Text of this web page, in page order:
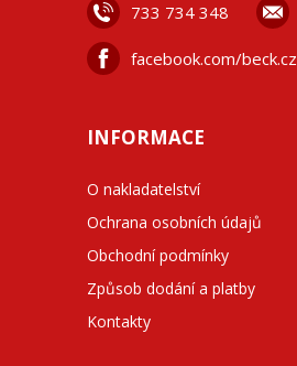
733 734 348
facebook.com/beck.cz
INFORMACE
O nakladatelství
Ochrana osobních údajů
Obchodní podmínky
Způsob dodání a platby
Kontakty